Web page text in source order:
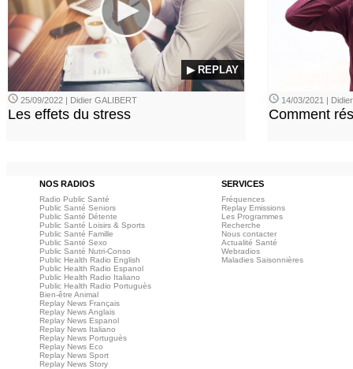
▶ REPLAY
25/09/2022 | Didier GALIBERT
Les effets du stress
14/03/2021 |
Comment
NOS RADIOS SERVICES
Radio Public Santé
Public Santé Seniors
Public Santé Détente
Public Santé Loisirs & Sports
Public Santé Famille
Public Santé Sexo
Public Santé Nutri-Conso
Public Health Radio English
Public Health Radio Espanol
Public Health Radio Italiano
Public Health Radio Portuguès
Bien-être Animal
Replay News Français
Replay News Anglais
Replay News Espanol
Replay News Italiano
Replay News Portuguès
Replay News Eco
Replay News Sport
Replay News Story
Fréquences
Replay Emissions
Les Programmes
Recherche
Nous contacter
Actualité Santé
Webradios
Maladies Saisonnières